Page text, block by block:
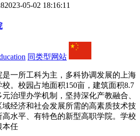
2023-05-02 18:16:11
同类型网站
是一所工科为主，多科协调发展的上海
。校园占地面积150亩，建筑面积8.7
治理办学机制，坚持深化产教融合、
经济和社会发展所需的高素质技术技
水平、有特色的新型高职学院。学校
本任